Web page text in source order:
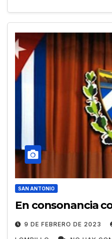
SAN ANTONIO
En consonancia
9 DE FEBRERO DE 2023